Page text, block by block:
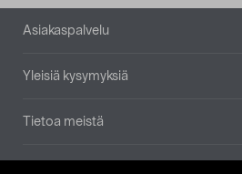
Alatunniste
Asiakaspalvelu
Yleisiä kysymyksiä
Tietoa meistä